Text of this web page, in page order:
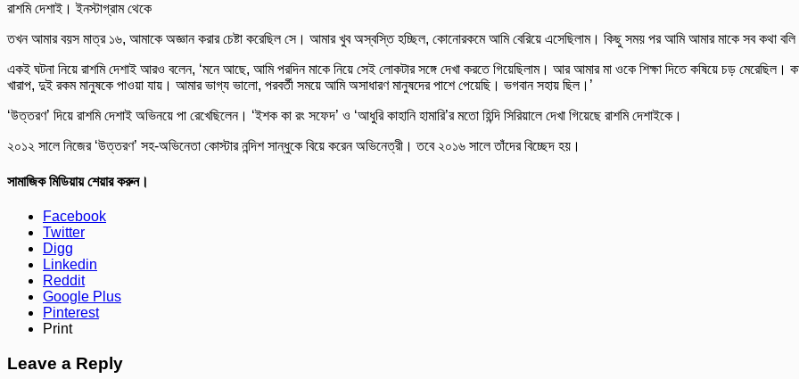
রাশমি দেশাই। ইনস্টাগ্রাম থেকে
তখন আমার বয়স মাত্র ১৬, আমাকে অজ্ঞান করার চেষ্টা করেছিল সে। আমার খুব অস্বস্তি হচ্ছিল, কোনোরকমে আমি বেরিয়ে এসেছিলাম। কিছু সময় পর আমি আমার মাকে সব কথা
একই ঘটনা নিয়ে রাশমি দেশাই আরও বলেন, ‘মনে আছে, আমি পরদিন মাকে নিয়ে সেই লোকটার সঙ্গে দেখা করতে গিয়েছিলাম। আর আমার মা ওকে শিক্ষা দিতে কষিয়ে চড়
খারাপ, দুই রকম মানুষকে পাওয়া যায়। আমার ভাগ্য ভালো, পরবর্তী সময়ে আমি অসাধারণ মানুষদের পাশে পেয়েছি। ভগবান সহায় ছিল।’
‘উত্তরণ’ দিয়ে রাশমি দেশাই অভিনয়ে পা রেখেছিলেন। ‘ইশক কা রং সফেদ’ ও ‘আধুরি কাহানি হামারি’র মতো হিন্দি সিরিয়ালে দেখা গিয়েছে রাশমি দেশাইকে।
২০১২ সালে নিজের ‘উত্তরণ’ সহ-অভিনেতা কোস্টার নন্দিশ সান্ধুকে বিয়ে করেন অভিনেত্রী। তবে ২০১৬ সালে তাঁদের বিচ্ছেদ হয়।
সামাজিক মিডিয়ায় শেয়ার করুন।
Facebook
Twitter
Digg
Linkedin
Reddit
Google Plus
Pinterest
Print
Leave a Reply